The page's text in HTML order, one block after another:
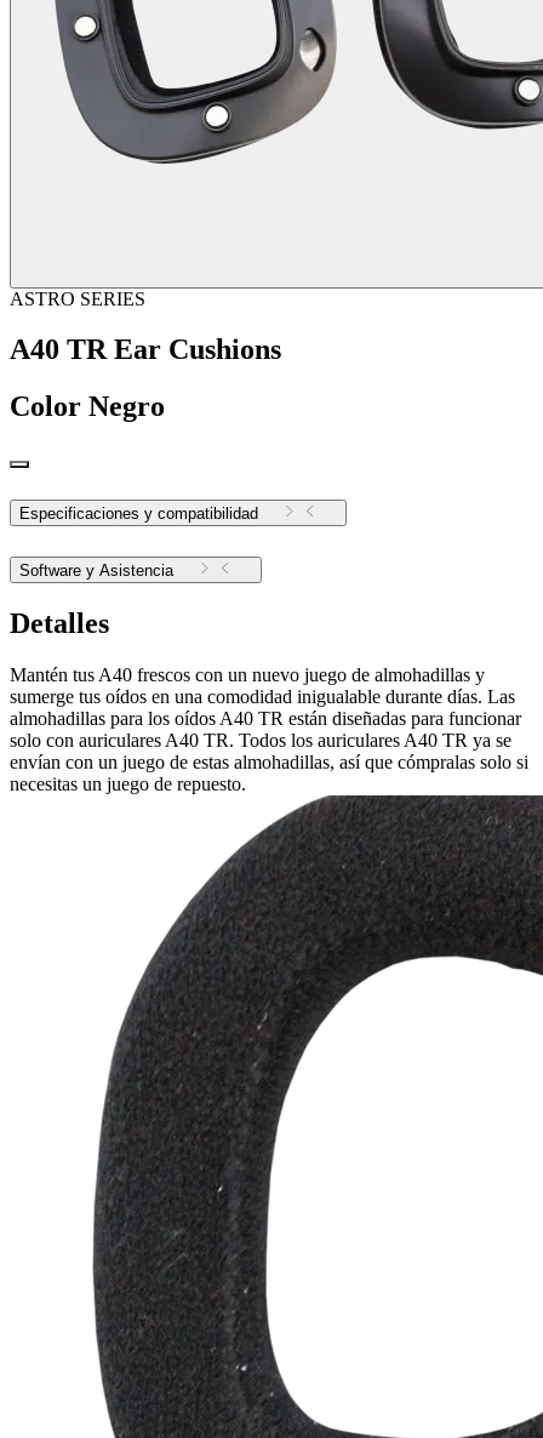
ASTRO SERIES
A40 TR Ear Cushions
Color Negro
Especificaciones y compatibilidad
Software y Asistencia
Detalles
Mantén tus A40 frescos con un nuevo juego de almohadillas y
sumerge tus oídos en una comodidad inigualable durante días. Las
almohadillas para los oídos A40 TR están diseñadas para funcionar
solo con auriculares A40 TR. Todos los auriculares A40 TR ya se
envían con un juego de estas almohadillas, así que cómpralas solo si
necesitas un juego de repuesto.